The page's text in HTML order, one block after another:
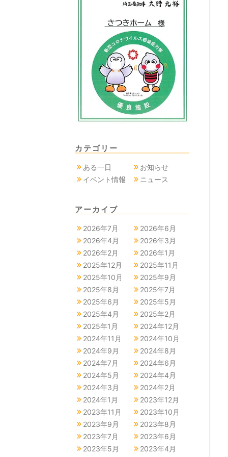
カテゴリー
ある一日
お知らせ
イベント情報
ニュース
アーカイブ
2026年7月
2026年6月
2026年4月
2026年3月
2026年2月
2026年1月
2025年12月
2025年11月
2025年10月
2025年9月
2025年8月
2025年7月
2025年6月
2025年5月
2025年4月
2025年2月
2025年1月
2024年12月
2024年11月
2024年10月
2024年9月
2024年8月
2024年7月
2024年6月
2024年5月
2024年4月
2024年3月
2024年2月
2024年1月
2023年12月
2023年11月
2023年10月
2023年9月
2023年8月
2023年7月
2023年6月
2023年5月
2023年4月